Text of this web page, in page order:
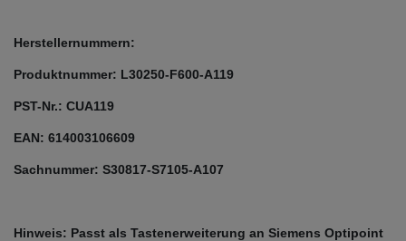
Herstellernummern:
Produktnummer: L30250-F600-A119
PST-Nr.: CUA119
EAN: 614003106609
Sachnummer: S30817-S7105-A107
Hinweis: Passt als Tastenerweiterung an Siemens Optipoint